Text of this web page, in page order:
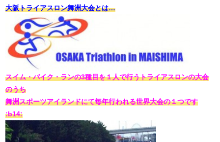
大阪トライアスロン舞洲大会とは…
スイム・バイク・ランの3種目を１人で行うトライアスロンの大会
のうち
舞洲スポーツアイランドにて毎年行われる世界大会の１つです
:b14: